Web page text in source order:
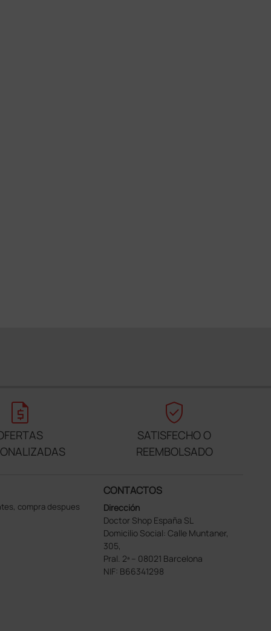
request_quote verified_user
SATISFECHO O
REEMBOLSADO
compra despues
CONTACTOS
Dirección
Doctor Shop España SL
Domicilio Social: Calle Muntaner,
305,
Pral. 2ª – 08021 Barcelona
NIF: B66341298